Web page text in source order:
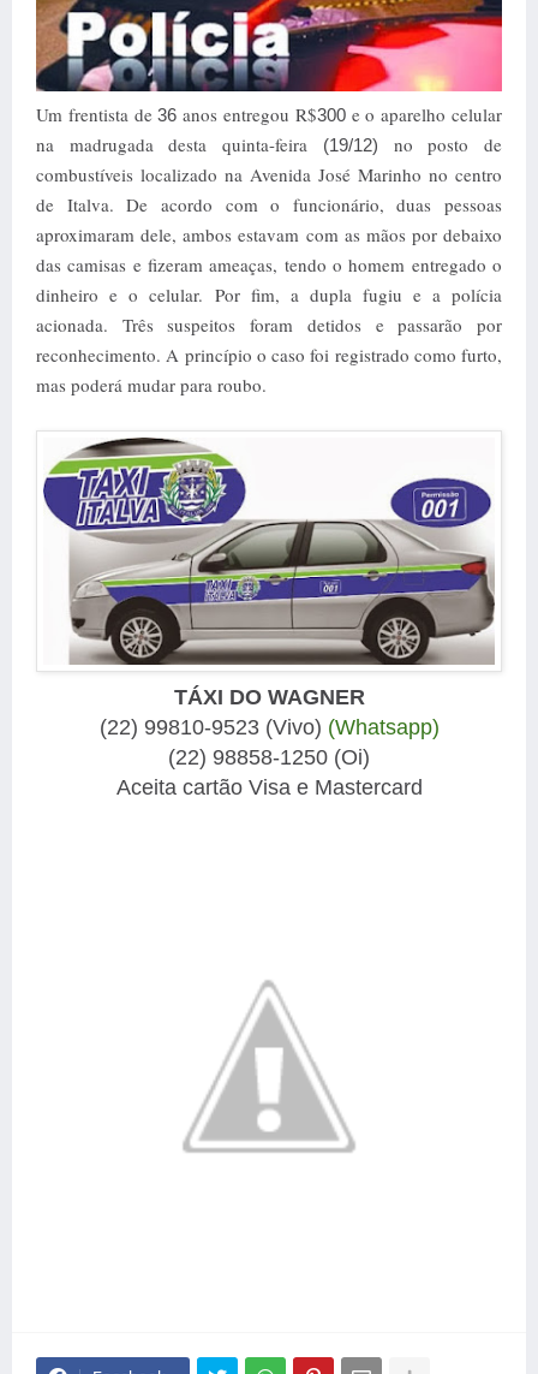
Um frentista de36 anos entregou R$300e o aparelho celular
na madrugada desta quinta-feira
(19/12)
no posto de
combustíveis localizado na Avenida José Marinho no centro
de Italva. De acordo com o funcionário, duas pessoas
aproximaram dele, ambos estavam com as mãos por debaixo
das camisas e fizeram ameaças, tendo o homem entregado o
dinheiro e o celular. Por fim, a dupla fugiu e a polícia
acionada. Três suspeitos foram detidos e passarão por
reconhecimento. A princípio o caso foi registrado como furto,
mas poderá mudar para roubo.
TÁXI DO WAGNER
(22) 99810-9523 (Vivo) (Whatsapp)
(22) 98858-1250 (Oi)
Aceita cartão Visa e Mastercard